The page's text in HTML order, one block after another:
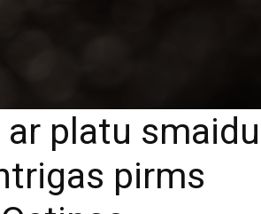
ar platu smaidu
pirms